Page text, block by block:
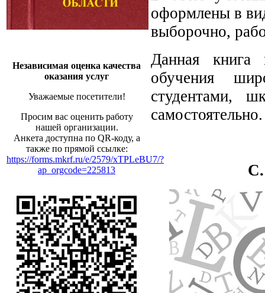
Независимая оценка качества
оказания услуг
Уважаемые посетители!
Просим вас оценить работу
нашей организации.
Анкета доступна по QR-коду, а
также по прямой ссылке:
https://forms.mkrf.ru/e/2579/xTPLeBU7/?
ap_orgcode=225813
оформлены в
выборочно,
Данная
обучения
студентами,
самостоятельно.